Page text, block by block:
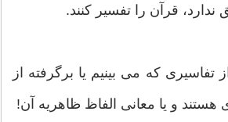
ندارد، قرآن را تفسیر کنند.
تفاسیری که می بینیم یا برگرفته از
هستند و یا معانی الفاظ ظاهریه آن!